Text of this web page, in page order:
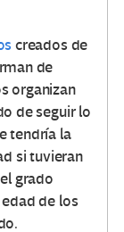
creados de
de
organizan
de seguir lo
tendría la
si tuvieran
grado
de los